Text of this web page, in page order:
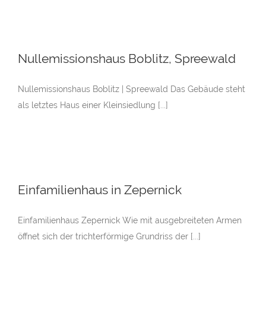
Nullemissionshaus Boblitz, Spreewald
Nullemissionshaus Boblitz | Spreewald Das Gebäude steht
als letztes Haus einer Kleinsiedlung [...]
Einfamilienhaus in Zepernick
Einfamilienhaus Zepernick Wie mit ausgebreiteten Armen
öffnet sich der trichterförmige Grundriss der [...]